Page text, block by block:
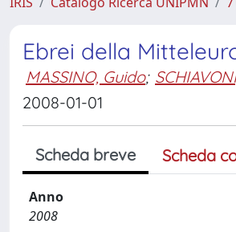
Ebrei della
MASSINO, Guido;
2008-01-01
Scheda breve Scheda
Anno
2008